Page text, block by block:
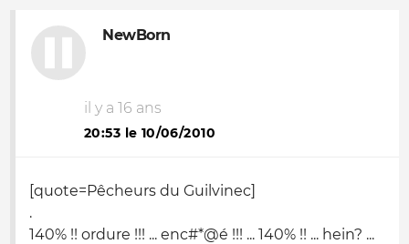
NewBorn
il y a 16 ans
20:53 le 10/06/2010
[quote=Pêcheurs du Guilvinec]
.
140% !! ordure !!! ... enc#*@é !!! ... 140% !! ... hein? ...